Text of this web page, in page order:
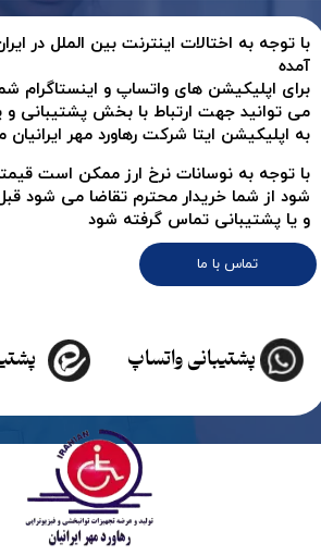
تماس با ما
با توجه به اختالات اینترنت بین الملل در
آمده
برای اپلیکیشن های واتساپ و اینستاگرام
می توانید جهت ارتباط با بخش پشتیبانی
به اپلیکیشن ایتا شرکت رهاورد مهر ایرانیان
پشتیبانی واتساپ
با توجه به نوسانات نرخ ارز ممکن است
شود از شما خریدار محترم تقاضا می شود
و یا پشتیبانی تماس گرفته شود